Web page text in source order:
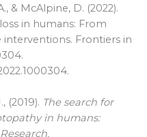
& McAlpine, D. (2022).
in humans: From
interventions. Frontiers in
(2019). The search for
in humans: